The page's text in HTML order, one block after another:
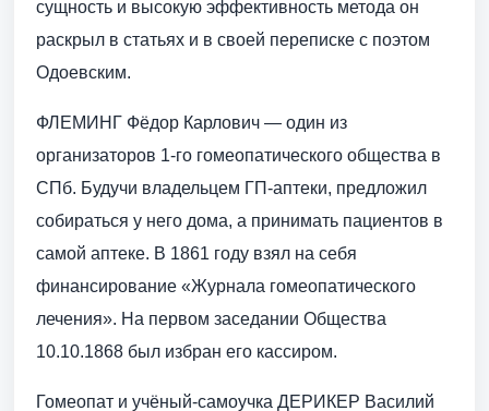
сущность и высокую эффективность метода он
раскрыл в статьях и в своей переписке с поэтом
Одоевским.
ФЛЕМИНГ Фёдор Карлович — один из
организаторов 1-го гомеопатического общества в
СПб. Будучи владельцем ГП-аптеки, предложил
собираться у него дома, а принимать пациентов в
самой аптеке. В 1861 году взял на себя
финансирование «Журнала гомеопатического
лечения». На первом заседании Общества
10.10.1868 был избран его кассиром.
Гомеопат и учёный-самоучка ДЕРИКЕР Василий